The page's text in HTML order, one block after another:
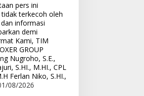
pers ini
terkecoh oleh
informasi
demi
Kami, TIM
GROUP
Nugroho, S.E.,
S.HI., M.HI., CPL
Ferlan Niko, S.HI.,
08/2026